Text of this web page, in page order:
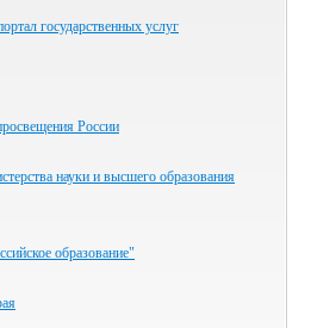
государственных услуг
России
науки и высшего образования
образование"